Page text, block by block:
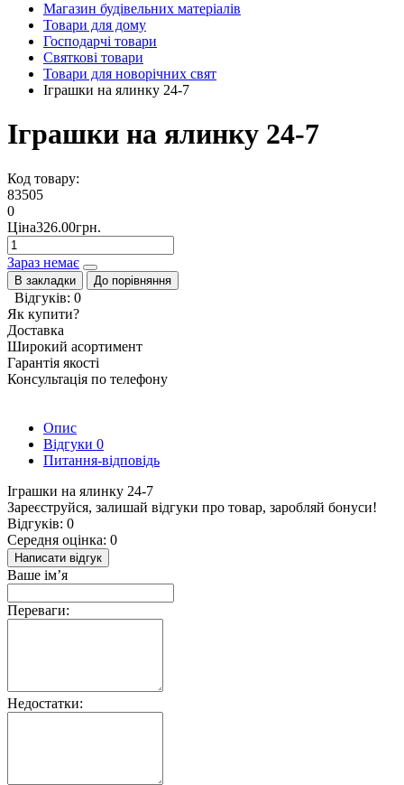
Магазин будівельних матеріалів
Товари для дому
Господарчі товари
Святкові товари
Товари для новорічних свят
Іграшки на ялинку 24-7
Іграшки на ялинку 24-7
Код товару:
83505
0
Ціна326.00грн.
Зараз немає
В закладки До порівняння
Відгуків: 0
Як купити?
Доставка
Широкий асортимент
Гарантія якості
Консультація по телефону
Опис
Відгуки 0
Питання-відповідь
Іграшки на ялинку 24-7
Зареєструйся, залишай відгуки про товар, заробляй бонуси!
Відгуків: 0
Середня оцінка: 0
Написати відгук
Ваше ім’я
Переваги:
Недостатки: